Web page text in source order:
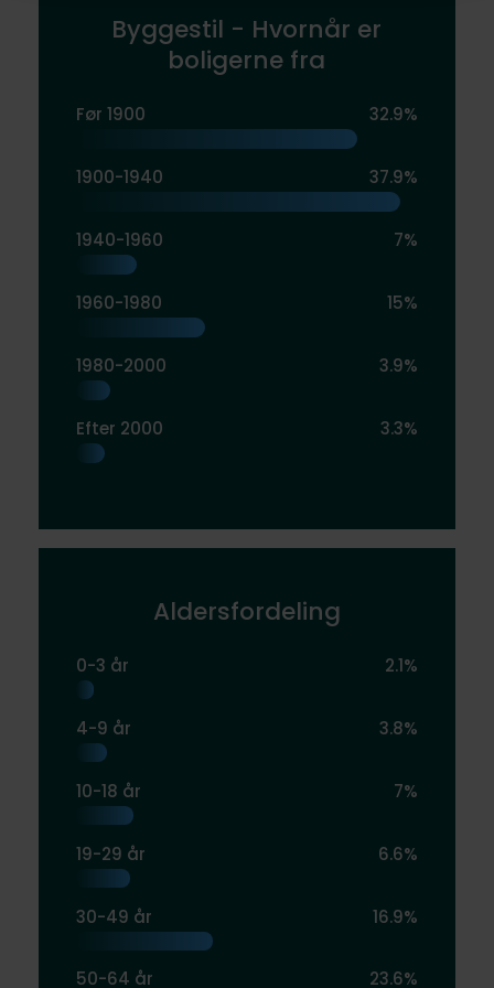
Byggestil - Hvornår er
boligerne fra
Før 1900 32.9%
1900-1940 37.9%
1940-1960 7%
1960-1980 15%
1980-2000 3.9%
Efter 2000 3.3%
Aldersfordeling
0-3 år 2.1%
4-9 år 3.8%
10-18 år 7%
19-29 år 6.6%
30-49 år 16.9%
50-64 år 23.6%